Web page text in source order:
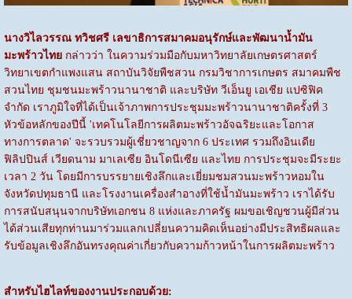
นางวิไลวรรณ ทวิชศรี เลขาธิการสมาคมอนุรักษ์และพัฒนาน้ำมัน
มะพร้าวไทยกล่าวว่า ในความร่วมมือกับมหาวิทยาลัยเกษตรศาสตร์
วิทยาเขตกำแพงแสน สถาบันวิจัยพืชสวน กรมวิชาการเกษตร สมาคมพืช
สวนไทย ชุมชนมะพร้าวนานาชาติ และบริษัท วีเอ็นยู เอเชีย แปซิฟิค
จำกัด เราภูมิใจที่ได้เป็นเจ้าภาพการประชุมมะพร้าวนานาชาติครั้งที่ 3
หัวข้อหลักของปีนี้ 'เทคโนโลยีการผลิตมะพร้าวอัจฉริยะและโอกาส
ทางการตลาด' จะรวบรวมผู้เชี่ยวชาญจาก 6 ประเทศ รวมถึงอินเดีย
ฟิลิปปินส์ เวียดนาม มาเลเซีย อินโดนีเซีย และไทย การประชุมจะมีระยะ
เวลา 2 วัน โดยมีการบรรยายเชิงลึกและเยี่ยมชมสวนมะพร้าวหอมใน
จังหวัดปทุมธานี และโรงงานเครื่องสำอางที่ใช้น้ำมันมะพร้าว เราได้รับ
การสนับสนุนจากบริษัทเอกชน 8 แห่งและภาครัฐ ผมขอเชิญชวนผู้มีส่วน
ได้ส่วนเสียทุกท่านมาร่วมแลกเปลี่ยนความคิดเห็นอย่างมีประสิทธิผลและ
รับข้อมูลเชิงลึกอันทรงคุณค่าเกี่ยวกับความก้าวหน้าในการผลิตมะพร้าว
สำหรับไฮไลท์ของงานประกอบด้วย: